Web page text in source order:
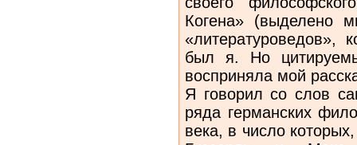
Когена»
«литературоведов»,
был я. Но
восприняла мой
Я говорил со слов
ряда германских
века, в число